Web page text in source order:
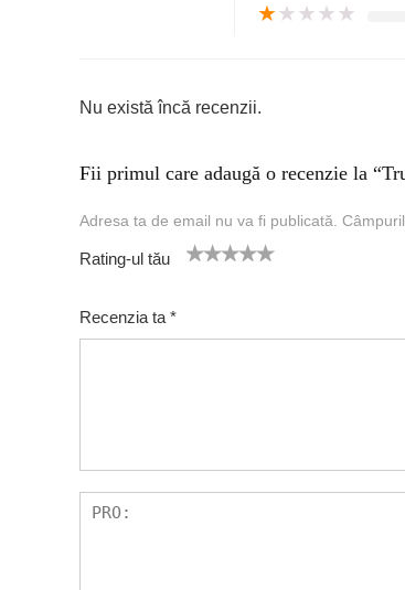
★★★★★
Nu există încă recenzii.
Fii primul care adaugă o recenzie la
Adresa ta de email nu va fi publicată.
Rating-ul tău
5
star
Recenzia ta *